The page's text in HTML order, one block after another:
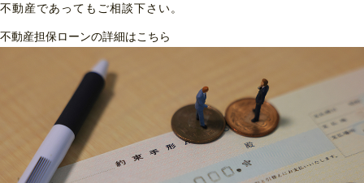
不動産であってもご相談下さい。
不動産担保ローンの詳細はこちら